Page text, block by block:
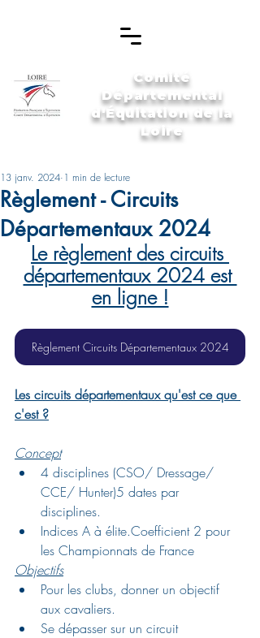
Comité
Départemental
d'Équitation de la
Loire
Règlement - Circuits
Départementaux 2024
13 janv. 2024 1 min de lecture
Le règlement des circuits
départementaux 2024 est
en ligne !
Règlement Circuits Départementaux 2024
Les circuits départementaux qu'est ce que
c'est ?
Concept
4 disciplines (CSO/ Dressage/
CCE/ Hunter)5 dates par
disciplines.
Indices A à élite.Coefficient 2 pour
les Championnats de France
Objectifs
Pour les clubs, donner un objectif
aux cavaliers.
Se dépasser sur un circuit